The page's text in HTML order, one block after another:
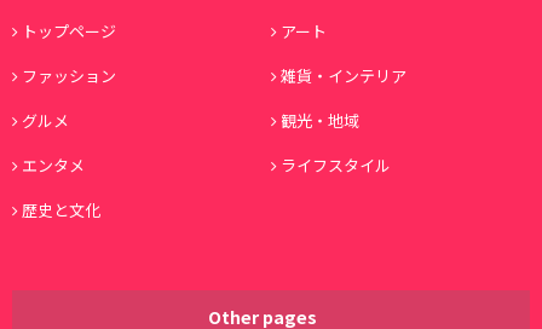
トップページ
アート
ファッション
雑貨・インテリア
グルメ
観光・地域
エンタメ
ライフスタイル
歴史と文化
Other pages